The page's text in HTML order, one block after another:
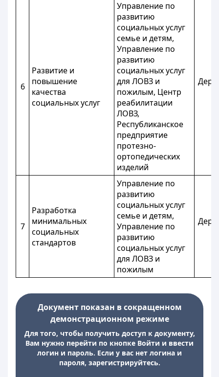
6
Развитие и
повышение
качества
социальных услуг
Управление по
развитию
социальных услуг
семье и детям,
Управление по
развитию
социальных услуг
для ЛОВЗ и
пожилым, Центр
реабилитации
ЛОВЗ,
Республиканское
предприятие
протезно-
ортопедических
изделий
7
Разработка
минимальных
социальных
стандартов
Управление по
развитию
социальных услуг
семье и детям,
Управление по
развитию
социальных услуг
для ЛОВЗ и
пожилым
Документ показан в сокращенном
демонстрационном режиме
Для того, чтобы получить доступ к документу,
Вам нужно перейти по кнопке Войти и ввести
логин и пароль. Если у вас нет логина и
пароля, зарегистрируйтесь.